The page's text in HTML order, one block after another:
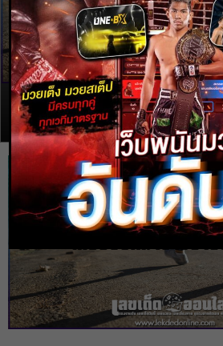
ฝรั่งเศสว่า เหยียบ
ขี้หมาข้างซ้ายจะโ
โดย heng99 - 28 เม.ย. 2022